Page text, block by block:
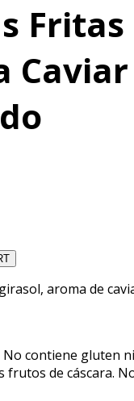
Fritas
Caviar
aroma de
No contiene gluten
frutos de cáscara.